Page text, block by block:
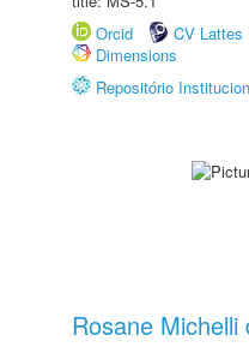
Orcid
CV Lattes
Dimensions
Repositório
Rosane Michelli